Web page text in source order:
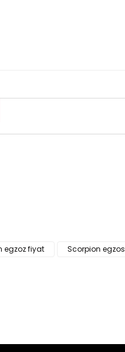
egzoz fiyat Scorpion egzos